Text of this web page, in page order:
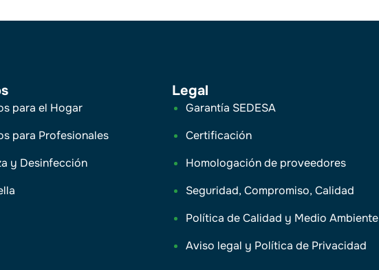
para el Hogar
para Profesionales
y Desinfección
Legal
Garantía SEDESA
Certificación
Homologación de proveedores
Seguridad, Compromiso, Calidad
Política de Calidad y Medio Ambiente
Aviso legal y Política de Privacidad